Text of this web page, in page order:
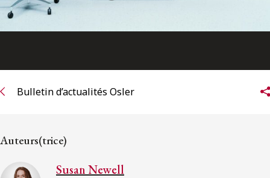
Bulletin d’actualités Osler
Auteurs(trice)
Susan Newell